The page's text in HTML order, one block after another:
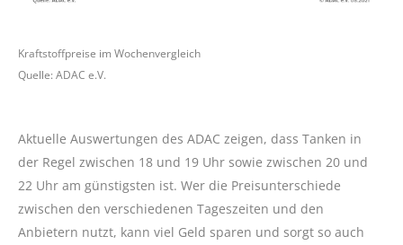
Kraftstoffpreise im Wochenvergleich
Quelle: ADAC e.V.
Aktuelle Auswertungen des ADAC zeigen, dass Tanken in
der Regel zwischen 18 und 19 Uhr sowie zwischen 20 und
22 Uhr am günstigsten ist. Wer die Preisunterschiede
zwischen den verschiedenen Tageszeiten und den
Anbietern nutzt, kann viel Geld sparen und sorgt so auch